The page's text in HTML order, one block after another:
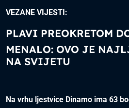
VEZANE VIJESTI:
PLAVI PREOKRETOM
MENALO: OVO JE
NA SVIJETU
Na vrhu ljestvice Dinamo ima 63